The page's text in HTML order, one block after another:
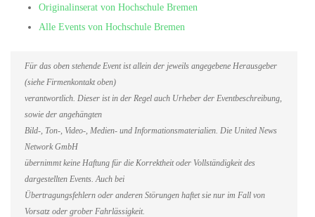
Originalinserat von Hochschule Bremen
Alle Events von Hochschule Bremen
Für das oben stehende Event ist allein der jeweils angegebene Herausgeber
(siehe Firmenkontakt oben)
verantwortlich. Dieser ist in der Regel auch Urheber der Eventbeschreibung,
sowie der angehängten
Bild-, Ton-, Video-, Medien- und Informationsmaterialien. Die United News
Network GmbH
übernimmt keine Haftung für die Korrektheit oder Vollständigkeit des
dargestellten Events. Auch bei
Übertragungsfehlern oder anderen Störungen haftet sie nur im Fall von
Vorsatz oder grober Fahrlässigkeit.